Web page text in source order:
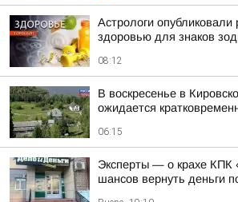
Астрологи
здоровью для знаков
08:12
В воскресенье в
ожидается
06:15
Эксперты — о крахе КПК
шансов вернуть деньги